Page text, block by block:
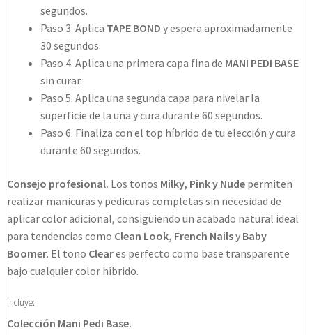
segundos.
Paso 3. Aplica TAPE BOND y espera aproximadamente
30 segundos.
Paso 4. Aplica una primera capa fina de MANI PEDI BASE
sin curar.
Paso 5. Aplica una segunda capa para nivelar la
superficie de la uña y cura durante 60 segundos.
Paso 6. Finaliza con el top híbrido de tu elección y cura
durante 60 segundos.
Consejo profesional. Los tonos Milky, Pink y Nude permiten
realizar manicuras y pedicuras completas sin necesidad de
aplicar color adicional, consiguiendo un acabado natural ideal
para tendencias como Clean Look, French Nailsy Baby
Boomer. El tono Cleares perfecto como base transparente
bajo cualquier color híbrido.
Incluye:
Colección Mani Pedi Base.